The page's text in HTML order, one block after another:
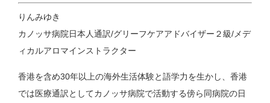
りんみゆき
カノッサ病院日本人通訳/グリーフケアアドバイザー２級/メデ
ィカルアロマインストラクター
香港を含め30年以上の海外生活体験と語学力を生かし、香港
では医療通訳としてカノッサ病院で活動する傍ら同病院の日